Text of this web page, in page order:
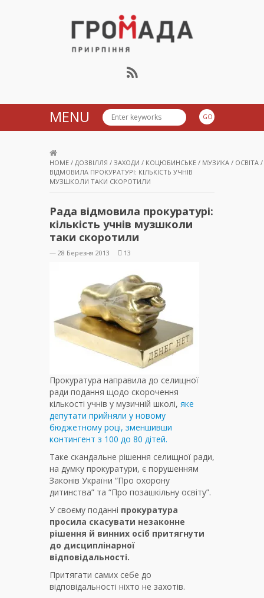
Громада Приірпіння
MENU
HOME / ДОЗВІЛЛЯ / ЗАХОДИ / КОЦЮБИНСЬКЕ / МУЗИКА / ОСВІТА /
ВІДМОВИЛА ПРОКУРАТУРІ: КІЛЬКІСТЬ УЧНІВ
МУЗШКОЛИ ТАКИ СКОРОТИЛИ
Рада відмовила прокуратурі:
кількість учнів музшколи
таки скоротили
— 28 Березня 2013 13
Прокуратура направила до селищної
ради подання щодо скорочення
кількості учнів у музичній школі, яке
депутати прийняли у новому
бюджетному році, зменшивши
контингент з 100 до 80 дітей.
Таке скандальне рішення селищної ради,
на думку прокуратури, є порушенням
Законів України “Про охорону
дитинства” та “Про позашкільну освіту”.
У своєму поданні прокуратура
просила скасувати незаконне
рішення й винних осіб притягнути
до дисциплінарної
відповідальності.
Притягати самих себе до
відповідальності ніхто не захотів.